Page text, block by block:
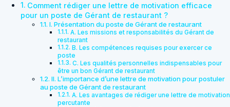
Comment rédiger une lettre de motivation efficace
pour un poste de Gérant de restaurant ?
I. Présentation du poste de Gérant de restaurant
A. Les missions et responsabilités du Gérant de
restaurant
B. Les compétences requises pour exercer ce
poste
C. Les qualités personnelles indispensables pour
être un bon Gérant de restaurant
II. L’importance d’une lettre de motivation pour postuler
au poste de Gérant de restaurant
A. Les avantages de rédiger une lettre de motivation
percutante